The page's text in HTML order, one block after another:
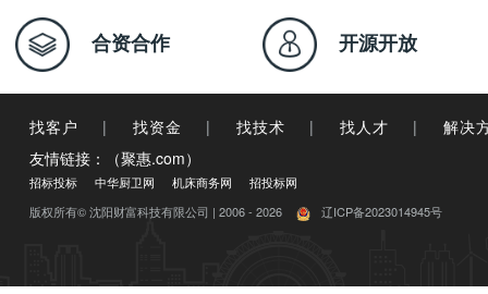
合资合作 开源开放
找客户 | 找资金 | 找技术 | 找人才 |
解决
友情链接：（聚惠.com）
招标投标 中华厨卫网 机床商务网
招投标网
版权所有© 沈阳财富科技有限公司 | 2006 - 2026
辽ICP备2023014945号